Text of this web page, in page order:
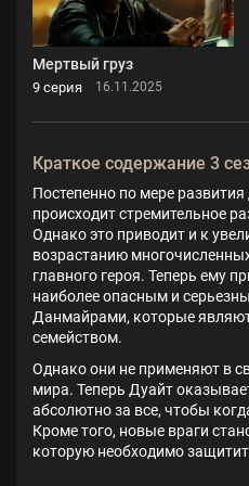
Мертвый груз
9 серия 16.11.2025
Краткое содержание 3
Постепенно по мере
происходит стремительное
Однако это приводит и к
возрастанию
главного героя. Теперь ему
наиболее опасным и
Данмайрами, которые
семейством.
Однако они не применяют в
мира. Теперь Дуайт
абсолютно за все, чтобы
Кроме того, новые враги
которую необходимо